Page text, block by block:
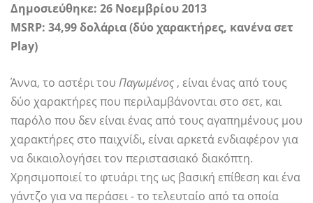
Δημοσιεύθηκε: 26 Νοεμβρίου 2013
MSRP: 34,99 δολάρια (δύο χαρακτήρες, κανένα σετ
Play)
Άννα, το αστέρι του Παγωμένος , είναι ένας από τους
δύο χαρακτήρες που περιλαμβάνονται στο σετ, και
παρόλο που δεν είναι ένας από τους αγαπημένους μου
χαρακτήρες στο παιχνίδι, είναι αρκετά ενδιαφέρον για
να δικαιολογήσει τον περιστασιακό διακόπτη.
Χρησιμοποιεί το φτυάρι της ως βασική επίθεση και ένα
γάντζο για να περάσει - το τελευταίο από τα οποία